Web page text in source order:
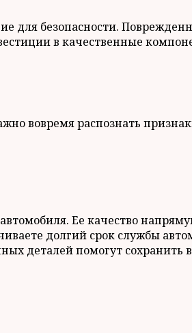
для безопасности.
в качественные
вовремя распознать
Ее качество
долгий срок службы
деталей помогут